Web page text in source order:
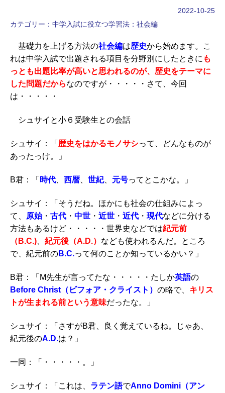
2022-10-25
カテゴリー： 中学入試に役立つ学習法：社会編
基礎力を上げる方法の社会編は歴史から始めます。こ
れは中学入試で出題される項目を分野別にしたときに も
っとも出題比率が高いと思われるのが、歴史をテーマに
した問題だからなのですが・・・・・さて、今回
は・・・・・
シュサイと小６受験生との会話
シュサイ：「 歴史をはかるモノサシって、どんなものが
あったっけ。」
B君：「 時代 西暦 世紀、 元号ってとこかな。」
シュサイ：「そうだね。ほかにも社会の仕組みによっ
て、
原始・ 古代 ・ 中世 ・ 近世 ・ 近代 ・ 現代などに分ける
方法もあるけど・・・・・世界史などでは紀元前
（B.C.)
紀元後（A.D.） なども使われるんだ。ところ
で、紀元前のB.C.って何のことか知っているかい？」
B君：「M先生が言ってたな・・・・・たしか英語の
Before Christ（ビフォア・クライスト） の略で、 キリス
トが生まれる前という意味だったな。」
シュサイ：「さすがB君、良く覚えているね。じゃあ、
紀元後のA.D.は？」
一同：「・・・・・。」
シュサイ：「これは、 ラテン語でAnno Domini（アン